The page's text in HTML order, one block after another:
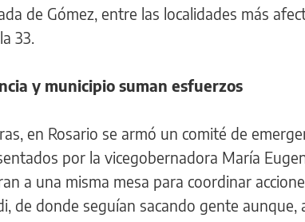
de Gómez, entre las localidades más
33.
y municipio suman esfuerzos
en Rosario se armó un comité de
por la vicegobernadora María
a una misma mesa para coordinar
de donde seguían sacando gente